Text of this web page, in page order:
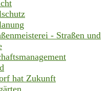
- Straßen und
hat Zukunft